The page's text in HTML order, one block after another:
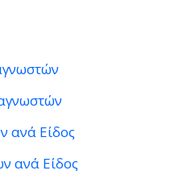
ανά Είδος
ανά Είδος